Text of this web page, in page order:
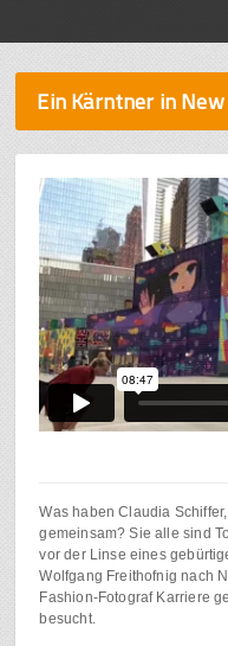
Ein Kärntner in New
Was haben Claudia
gemeinsam? Sie alle sind
vor der Linse eines
Wolfgang Freithofnig nach
Fashion-Fotograf Karriere
besucht.